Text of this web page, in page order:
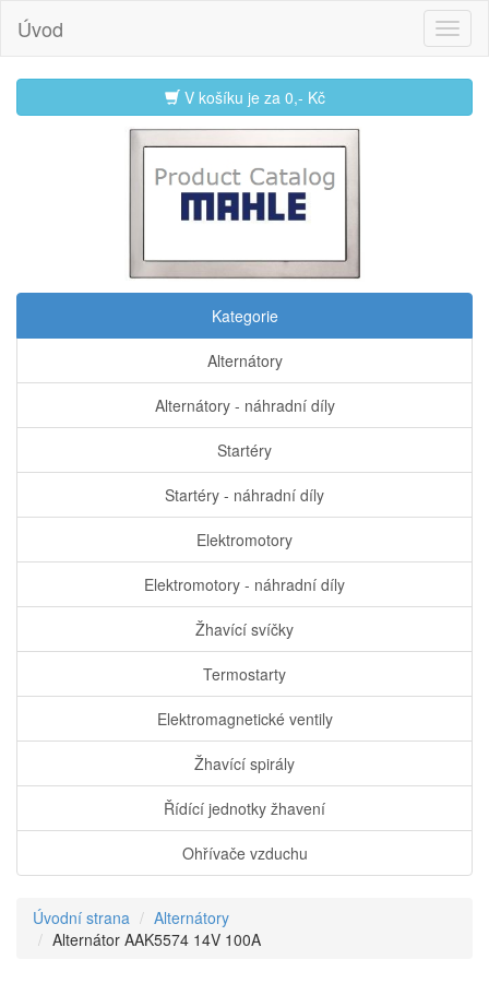
Úvod
V košíku je za 0,- Kč
Kategorie
Alternátory
Alternátory - náhradní díly
Startéry
Startéry - náhradní díly
Elektromotory
Elektromotory - náhradní díly
Žhavící svíčky
Termostarty
Elektromagnetické ventily
Žhavící spirály
Řídící jednotky žhavení
Ohřívače vzduchu
Úvodní strana
Alternátory
Alternátor AAK5574 14V 100A